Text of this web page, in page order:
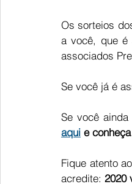
Os sorteios
a você, que é
associados
Se você já é
Se você
aqui e
Fique atento
acredite: 2020